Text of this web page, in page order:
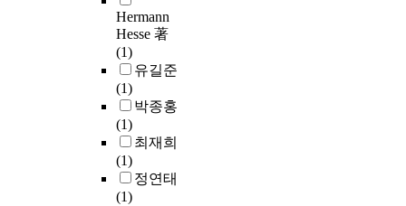
Hermann
Hesse 著
(1)
유길준
(1)
박종홍
(1)
최재희
(1)
정연태
(1)